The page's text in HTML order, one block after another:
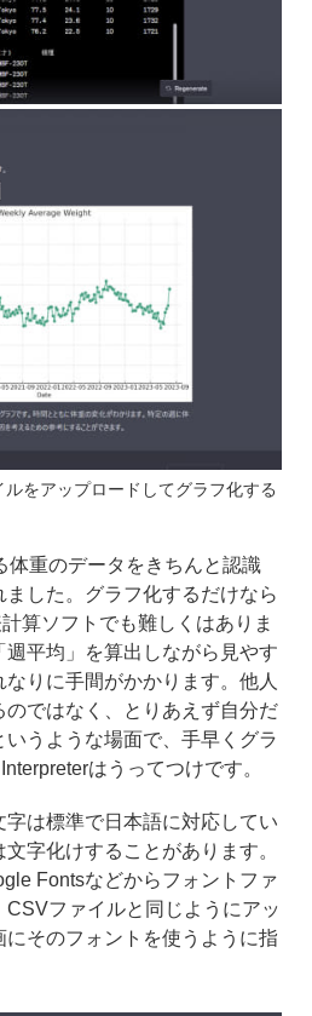
をアップロードしてグラフ化する
体重のデータをきちんと認識
ました。グラフ化するだけなら
算ソフトでも難しくはありま
平均」を算出しながら見やす
りに手間がかかります。他人
ではなく、とりあえず自分だ
うような場面で、手早くグラ
はうってつけです。
は標準で日本語に対応してい
字化けすることがあります。
Fontsなどからフォントファ
ファイルと同じようにアッ
そのフォントを使うように指